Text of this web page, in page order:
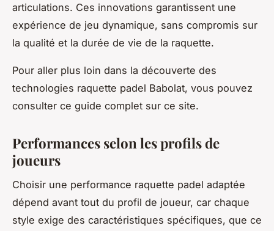
articulations. Ces innovations garantissent une
expérience de jeu dynamique, sans compromis sur
la qualité et la durée de vie de la raquette.
Pour aller plus loin dans la découverte des
technologies raquette padel Babolat, vous pouvez
consulter ce guide complet sur ce site.
Performances selon les profils de
joueurs
Choisir une performance raquette padel adaptée
dépend avant tout du profil de joueur, car chaque
style exige des caractéristiques spécifiques, que ce